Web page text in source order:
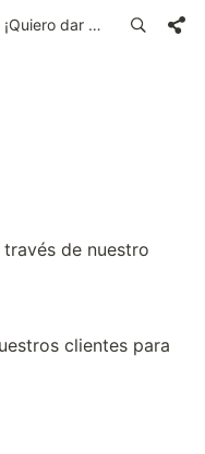
28. ¡Quiero dar sugerencias!
través de nuestro
clientes para